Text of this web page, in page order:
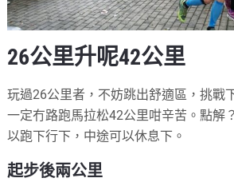
26公里升呢42公里
玩過26公里者，不妨跳出舒適區，挑戰
一定冇路跑馬拉松42公里咁辛苦。點解
以跑下行下，中途可以休息下。
起步後兩公里